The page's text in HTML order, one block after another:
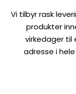
Vi tilbyr rask
produkter
virkedager til
adresse i